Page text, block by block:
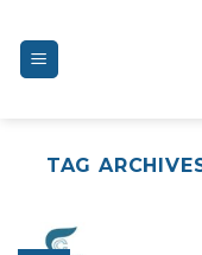
content
TAG